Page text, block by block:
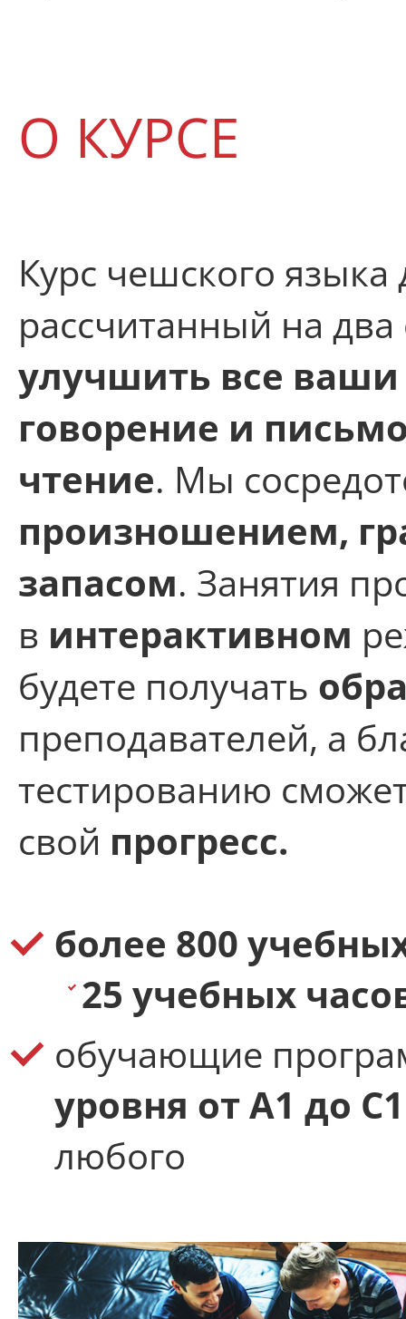
О КУРСЕ
Курс чешского
рассчитанный на
улучшить все
говорение и
чтение. Мы
произношением,
запасом. Занятия
в интерактивном
будете получать
преподавателей, а
тестированию
свой прогресс.
более 800
25 учебных
обучающие
уровня от А1 до С1
любого